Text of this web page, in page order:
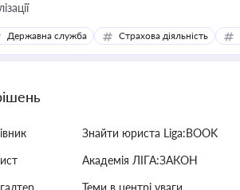
Державна служба Страхова діяльність
Знайти юриста Liga:BOOK
Академія ЛІГА:ЗАКОН
Теми в центрі уваги